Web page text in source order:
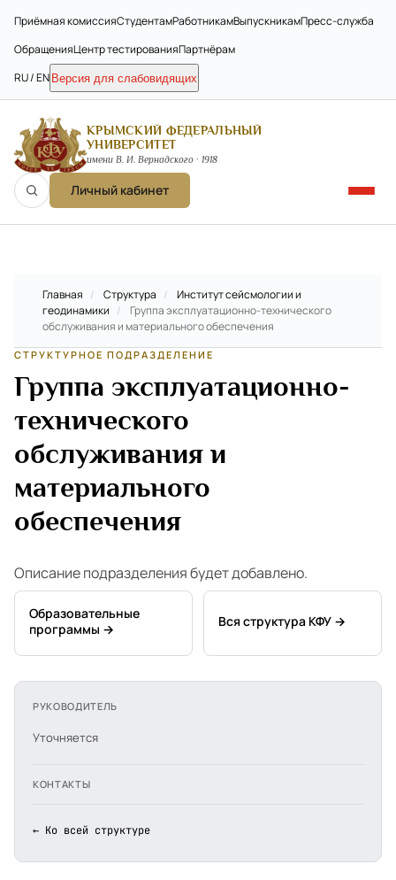
Приёмная комиссияСтудентамРаботникамВыпускникамПресс-служба
ОбращенияЦентр тестированияПартнёрам
RU / EN Версия для слабовидящих
КРЫМСКИЙ ФЕДЕРАЛЬНЫЙ
УНИВЕРСИТЕТ
имени В. И. Вернадского · 1918
Личный кабинет
Главная / Структура /
Институт сейсмологии и
геодинамики /
Группа эксплуатационно-технического
обслуживания и материального обеспечения
СТРУКТУРНОЕ ПОДРАЗДЕЛЕНИЕ
Группа эксплуатационно-
технического
обслуживания и
материального
обеспечения
Описание подразделения будет добавлено.
Образовательные
программы →
Вся структура КФУ →
РУКОВОДИТЕЛЬ
Уточняется
КОНТАКТЫ
← Ко всей структуре